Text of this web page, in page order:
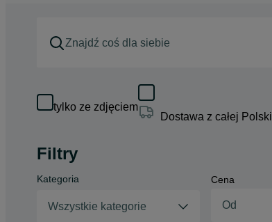
tylko ze zdjęciem
Dostawa z całej Polski
Filtry
Kategoria
Wszystkie kategorie
Cena